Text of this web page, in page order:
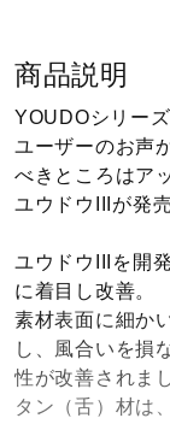
寝具／
アウト
サポー
健康／
商品説明
YOUDOシリー
ユーザーのお声
べきところはア
ユウドウIIIが発
ユウドウIIIを開
に着目し改善。
素材表面に細か
し、風合いを損
性が改善されま
タン（舌）材は